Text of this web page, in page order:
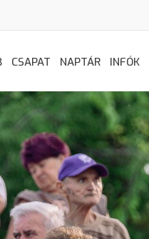
CSAPAT NAPTÁR INFÓK